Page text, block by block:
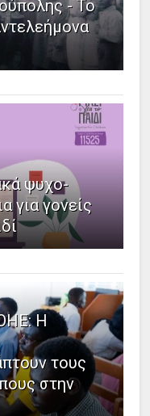
- Το
ψυχο-
για γονείς
Η
τους
στην